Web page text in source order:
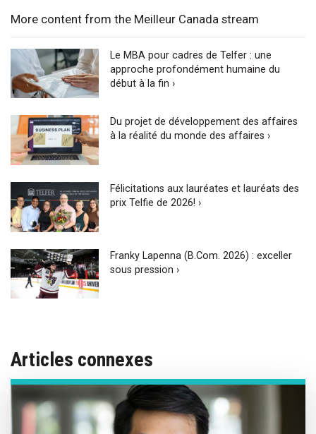
More content from the Meilleur Canada stream
Le MBA pour cadres de Telfer : une
approche profondément humaine du
début à la fin ›
Du projet de développement des affaires
à la réalité du monde des affaires ›
Félicitations aux lauréates et lauréats des
prix Telfie de 2026! ›
Franky Lapenna (B.Com. 2026) : exceller
sous pression ›
Articles connexes